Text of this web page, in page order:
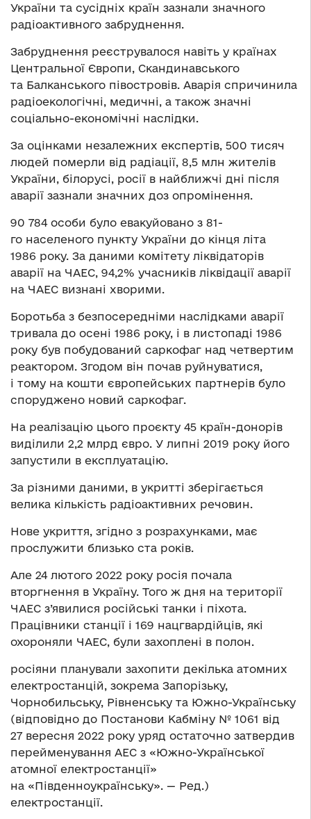
України та сусідніх країн зазнали значного
радіоактивного забруднення.
Забруднення реєструвалося навіть у країнах
Центральної Європи, Скандинавського
та Балканського півостровів. Аварія спричинила
радіоекологічні, медичні, а також значні
соціально-економічні наслідки.
За оцінками незалежних експертів, 500 тисяч
людей померли від радіації, 8,5 млн жителів
України, білорусі, росії в найближчі дні після
аварії зазнали значних доз опромінення.
90 784 особи було евакуйовано з 81-
го населеного пункту України до кінця літа
1986 року. За даними комітету ліквідаторів
аварії на ЧАЕС, 94,2% учасників ліквідації аварії
на ЧАЕС визнані хворими.
Боротьба з безпосередніми наслідками аварії
тривала до осені 1986 року, і в листопаді 1986
року був побудований саркофаг над четвертим
реактором. Згодом він почав руйнуватися,
і тому на кошти європейських партнерів було
споруджено новий саркофаг.
На реалізацію цього проєкту 45 країн-донорів
виділили 2,2 млрд євро. У липні 2019 року його
запустили в експлуатацію.
За різними даними, в укритті зберігається
велика кількість радіоактивних речовин.
Нове укриття, згідно з розрахунками, має
прослужити близько ста років.
Але 24 лютого 2022 року росія почала
вторгнення в Україну. Того ж дня на території
ЧАЕС з’явилися російські танки і піхота.
Працівники станції і 169 нацгвардійців, які
охороняли ЧАЕС, були захоплені в полон.
росіяни планували захопити декілька атомних
електростанцій, зокрема Запорізьку,
Чорнобильську, Рівненську та Южно-Українську
(відповідно до Постанови Кабміну № 1061 від
27 вересня 2022 року уряд остаточно затвердив
перейменування АЕС з «Южно-Української
атомної електростанції»
на «Південноукраїнську». — Ред.)
електростанції.